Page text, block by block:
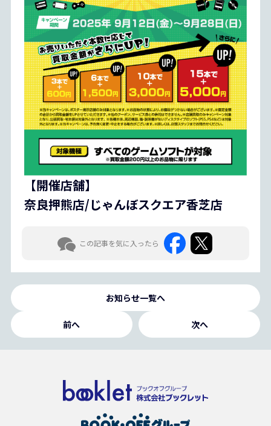
【開催店舗】
奈良押熊店/じゃんぼスクエア香芝店
この記事を気に入ったら
お知らせ一覧へ
前へ 次へ